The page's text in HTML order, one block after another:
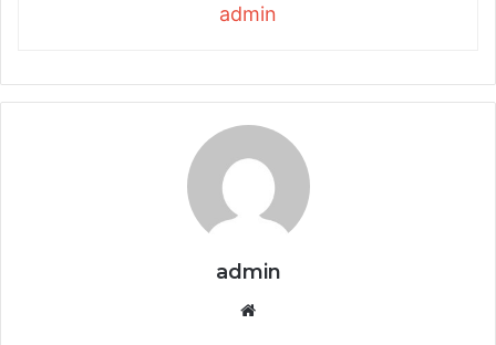
admin
admin